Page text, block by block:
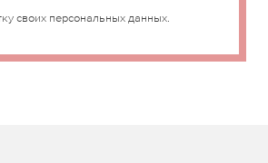
своих персональных данных.